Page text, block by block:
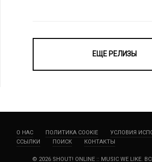
ЕЩЕ РЕЛИЗЫ
О НАС ПОЛИТИКА COOKIE
УСЛОВИЯ
ССЫЛКИ
ПОИСК КОНТАКТЫ
© 2026 SHOUT! ONLINE :: MUSIC WE